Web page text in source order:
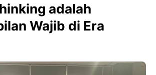
adalah
Wajib di Era